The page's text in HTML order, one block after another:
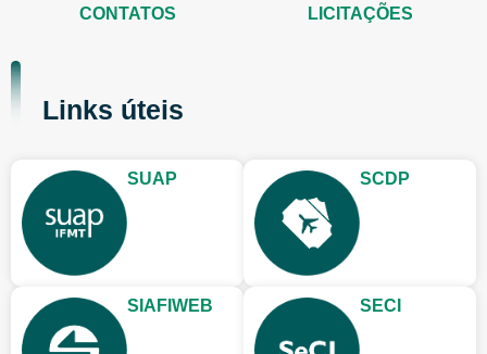
CONTATOS LICITAÇÕES
Links úteis
SUAP SCDP
SIAFIWEB SECI